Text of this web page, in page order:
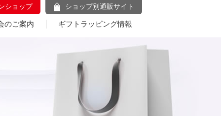
ショップ ショップ別通販サイト
のご案内 ギフトラッピング情報